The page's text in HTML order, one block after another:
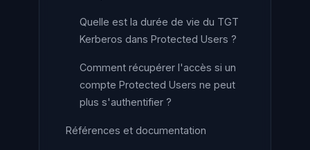
Quelle est la durée de vie du TGT
Kerberos dans Protected Users ?
Comment récupérer l'accès si un
compte Protected Users ne peut
plus s'authentifier ?
Références et documentation